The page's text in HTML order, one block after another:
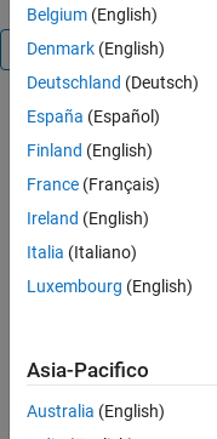
Panoramica
A dummy
package to
downloading
of packages.
This
packgage
- which
lines of
Belgium (English)
Denmark (English)
Deutschland (Deutsch)
España (Español)
Finland (English)
France (Français)
Ireland (English)
Italia (Italiano)
Luxembourg (English)
Asia-Pacifico
Australia (English)